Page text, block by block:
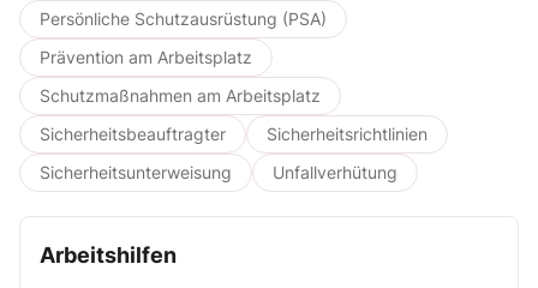
Persönliche Schutzausrüstung (PSA)
Prävention am Arbeitsplatz
Schutzmaßnahmen am Arbeitsplatz
Sicherheitsbeauftragter
Sicherheitsrichtlinien
Sicherheitsunterweisung
Unfallverhütung
Arbeitshilfen